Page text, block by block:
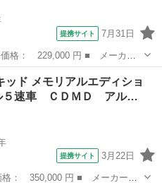
提携サイト 7月31日
ッド ■ グレード名： Ｇ ２
ＬＥＤヘッドライト 直営デ
ッド メモリアルエディショ
５速車 ＣＤＭＤ アル…
提携サイト 3月22日